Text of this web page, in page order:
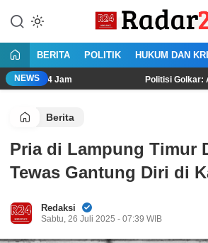
konten
Radar24.co.id
Jujur Lantang
BERITA POLITIK HUKUM DAN
NEWS Politisi Golkar: Aceh Harus
Berita
Pria di Lampung Timur
Tewas Gantung Diri di
Redaksi
Sabtu, 26 Juli 2025 - 07:39 WIB